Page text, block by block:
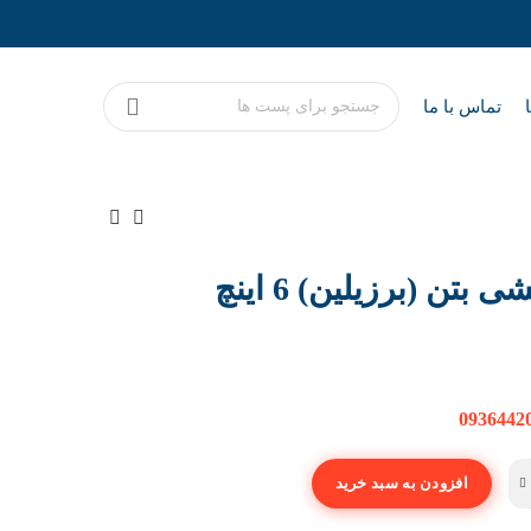
تماس با ما
(برزیلین) 6 اینچ
افزودن به سبد خرید